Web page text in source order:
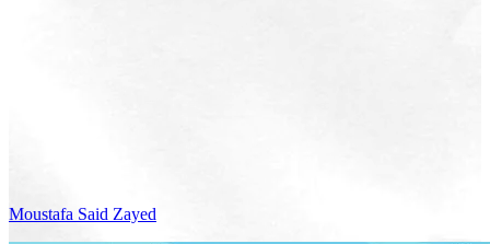
Moustafa Said Zayed